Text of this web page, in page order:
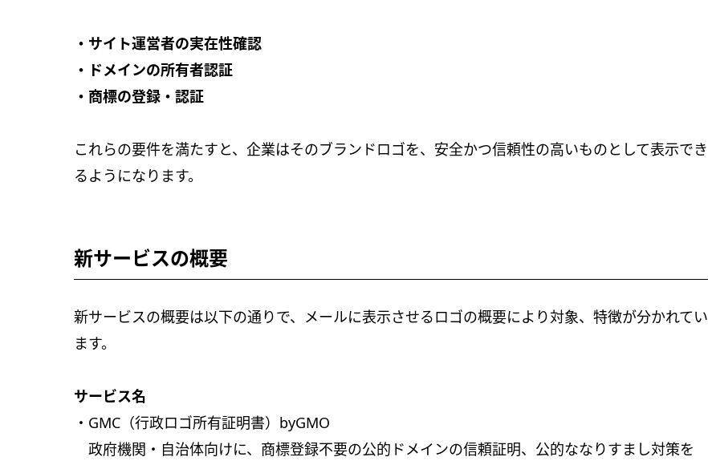
・サイト運営者の実在性確認
・ドメインの所有者認証
・商標の登録・認証
これらの要件を満たすと、企業はそのブランドロゴを、安全かつ信頼性の高いものとして表示でき
るようになります。
新サービスの概要
新サービスの概要は以下の通りで、メールに表示させるロゴの概要により対象、特徴が分かれてい
ます。
サービス名
・GMC（行政ロゴ所有証明書）byGMO
政府機関・自治体向けに、商標登録不要の公的ドメインの信頼証明、公的ななりすまし対策を